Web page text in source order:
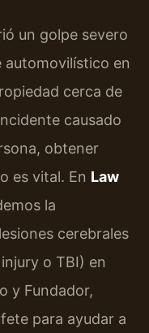
un golpe severo
automovilístico en
cerca de
causado
obtener
es vital. En Law
la
cerebrales
o TBI) en
y Fundador,
para ayudar a